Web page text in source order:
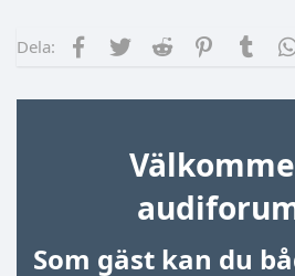
Dela: Facebook
TwitterReddit Pinterest
Som gäst kan du